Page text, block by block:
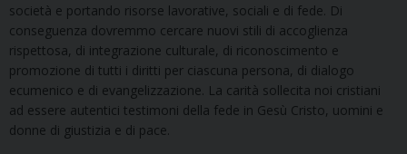
società e portando risorse lavorative, sociali e di fede. Di
conseguenza dovremmo cercare nuovi stili di accoglienza
rispettosa, di integrazione culturale, di riconoscimento e
promozione di tutti i diritti per ciascuna persona, di dialogo
ecumenico e di evangelizzazione. La carità sollecita noi cristiani
ad essere autentici testimoni della fede in Gesù Cristo, uomini e
donne di giustizia e di pace.